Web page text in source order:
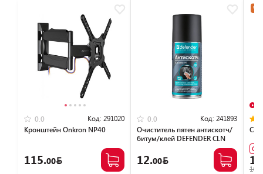
0.0 Код: 291020
Кронштейн Onkron NP40
115.00
0.0 Код: 241893
Очиститель пятен антискотч/
битум/клей DEFENDER CLN
12.00